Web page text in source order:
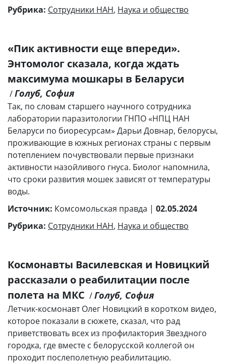
Рубрика: Сотрудники НАН, Наука и общество
«Пик активности еще впереди».
Энтомолог сказала, когда ждать
максимума мошкары в Беларуси
/Голуб, София
Так, по словам старшего научного сотрудника
лаборатории паразитологии ГНПО «НПЦ НАН
Беларуси по биоресурсам» Дарьи Довнар, белорусы,
проживающие в южных регионах страны с первым
потеплением почувствовали первые признаки
активности назойливого гнуса. Биолог напомнила,
что сроки развития мошек зависят от температуры
воды.
Источник: Комсомольская правда | 02.05.2024
Рубрика: Сотрудники НАН, Наука и общество
Космонавты Василевская и Новицкий
рассказали о реабилитации после
полета на МКС /Голуб, София
Летчик-космонавт Олег Новицкий в коротком видео,
которое показали в сюжете, сказал, что рад
приветствовать всех из профилактория Звездного
городка, где вместе с белорусской коллегой он
проходит послеполетную реабилитацию.